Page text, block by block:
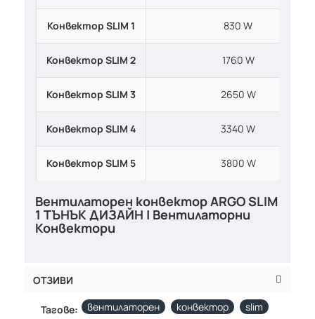
Конвектор SLIM 1 830 W
Конвектор SLIM 2 1760 W
Конвектор SLIM 3 2650 W
Конвектор SLIM 4 3340 W
Конвектор SLIM 5 3800 W
Вентилаторен конвектор ARGO SLIM
1 ТЪНЪК ДИЗАЙН | Вентилаторни
Конвектори
ОТЗИВИ
Тагове: вентилаторен конвектор
slim